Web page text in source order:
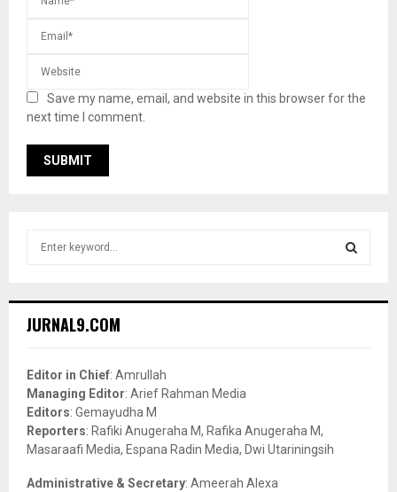
Save my name, email, and website in this browser for the
next time I comment.
h
o
r
:
JURNAL9.COM
Editor in Chief: Amrullah
Managing Editor: Arief Rahman Media
Editors: Gemayudha M
Reporters: Rafiki Anugeraha M, Rafika Anugeraha M,
Masaraafi Media, Espana Radin Media, Dwi Utariningsih
Administrative & Secretary: Ameerah Alexa